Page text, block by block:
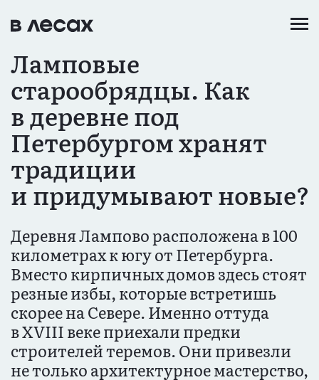
содержанию
Ламповые
старообрядцы. Как
в деревне под
Петербургом хранят
традиции
и придумывают новые?
Деревня Лампово расположена в 100
километрах к югу от Петербурга.
Вместо кирпичных домов здесь стоят
резные избы, которые встретишь
скорее на Севере. Именно оттуда
в XVIII веке приехали предки
строителей теремов. Они привезли
не только архитектурное мастерство,